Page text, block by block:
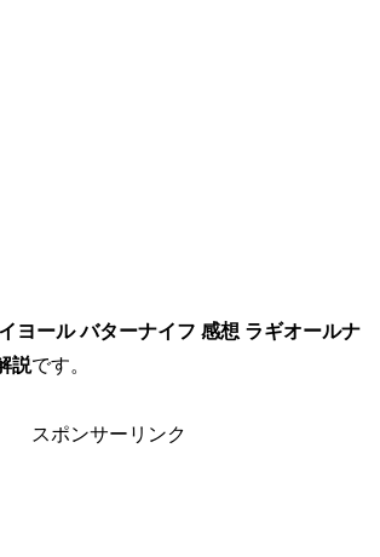
ヨール バターナイフ 感想 ラギオールナ
説です。
スポンサーリンク